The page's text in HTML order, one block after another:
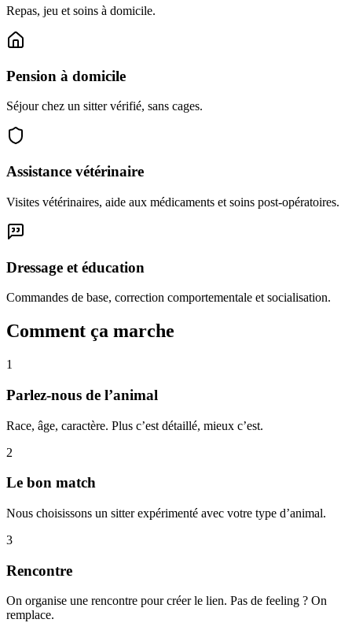
Repas, jeu et soins à domicile.
Pension à domicile
Séjour chez un sitter vérifié, sans cages.
Assistance vétérinaire
Visites vétérinaires, aide aux médicaments et soins post-opératoires.
Dressage et éducation
Commandes de base, correction comportementale et socialisation.
Comment ça marche
1
Parlez-nous de l’animal
Race, âge, caractère. Plus c’est détaillé, mieux c’est.
2
Le bon match
Nous choisissons un sitter expérimenté avec votre type d’animal.
3
Rencontre
On organise une rencontre pour créer le lien. Pas de feeling ? On
remplace.